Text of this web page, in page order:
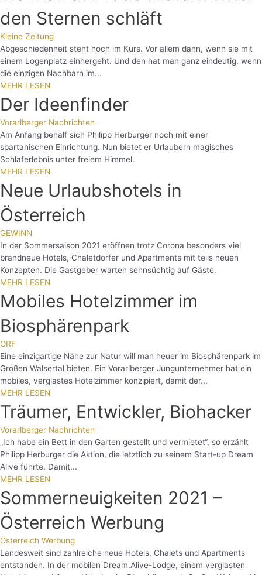
den Sternen schläft
Kleine Zeitung
Abgeschiedenheit steht hoch im Kurs. Vor allem dann, wenn sie mit
einem Logenplatz einhergeht. Und den hat man ganz eindeutig, wenn
die einzigen Nachbarn im...
MEHR LESEN
Der Ideenfinder
Vorarlberger Nachrichten
Am Anfang behalf sich Philipp Herburger noch mit einer
spartanischen Einrichtung. Nun bietet er Urlaubern magisches
Schlaferlebnis unter freiem Himmel.
MEHR LESEN
Neue Urlaubshotels in
Österreich
GEWINN
In der Sommersaison 2021 eröffnen trotz Corona besonders viel
brandneue Hotels, Chaletdörfer und Apartments mit teils neuen
Konzepten. Die Gastgeber warten sehnsüchtig auf Gäste.
MEHR LESEN
Mobiles Hotelzimmer im
Biosphärenpark
ORF
Eine einzigartige Nähe zur Natur will man heuer im Biosphärenpark im
Großen Walsertal bieten. Ein Vorarlberger Jungunternehmer hat ein
mobiles, verglastes Hotelzimmer konzipiert, damit der...
MEHR LESEN
Träumer, Entwickler, Biohacker
Vorarlberger Nachrichten
„Ich habe ein Bett in den Garten gestellt und vermietet“, so erzählt
Philipp Herburger die Aktion, die letztlich zu seinem Start-up Dream
Alive führte. Damit...
MEHR LESEN
Sommerneuigkeiten 2021 –
Österreich Werbung
Österreich Werbung
Landesweit sind zahlreiche neue Hotels, Chalets und Apartments
entstanden. In der mobilen Dream.Alive-Lodge, einem verglasten